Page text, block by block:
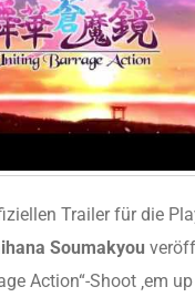
Trailer für die
Soumakyou
Action“-Shoot ‚em